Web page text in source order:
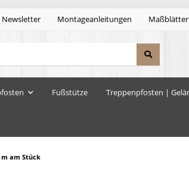
Newsletter Montageanleitungen
Fußstütze Treppenpfosten |
am Stück